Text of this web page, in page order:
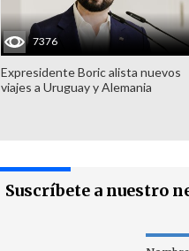
7376
Expresidente Boric alista nuevos
viajes a Uruguay y Alemania
Suscríbete a nuestro